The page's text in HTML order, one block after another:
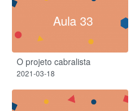
Aula 33
O projeto cabralista
2021-03-18